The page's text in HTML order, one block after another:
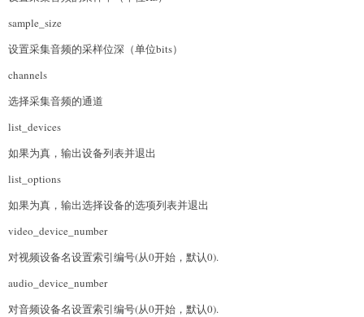
sample_size
设置采集音频的采样位深（单位bits）
channels
选择采集音频的通道
list_devices
如果为真，输出设备列表并退出
list_options
如果为真，输出选择设备的选项列表并退出
video_device_number
对视频设备名设置索引编号(从0开始，默认0).
audio_device_number
对音频设备名设置索引编号(从0开始，默认0).